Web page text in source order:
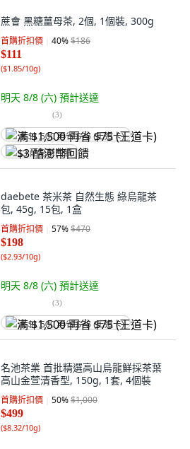
蔗會 黑糖薑母茶, 2個, 1個裝, 300g
首購折扣價 40%$186
$111
($1.85/10g)
明天 8/8 (六) 預計送達
(3)
满 $1,500 再省 $75 (王道卡)
$3 酷澎幣回饋
daebete 茶米茶 自然生態 綠烏龍茶
包, 45g, 15包, 1盒
首購折扣價 57%$470
$198
($2.93/10g)
明天 8/8 (六) 預計送達
(3)
满 $1,500 再省 $75 (王道卡)
名池茶業 首批精選高山烏龍鮮採茶葉
高山金萱清香型, 150g, 1套, 4個裝
首購折扣價 50%$1,000
$499
($8.32/10g)